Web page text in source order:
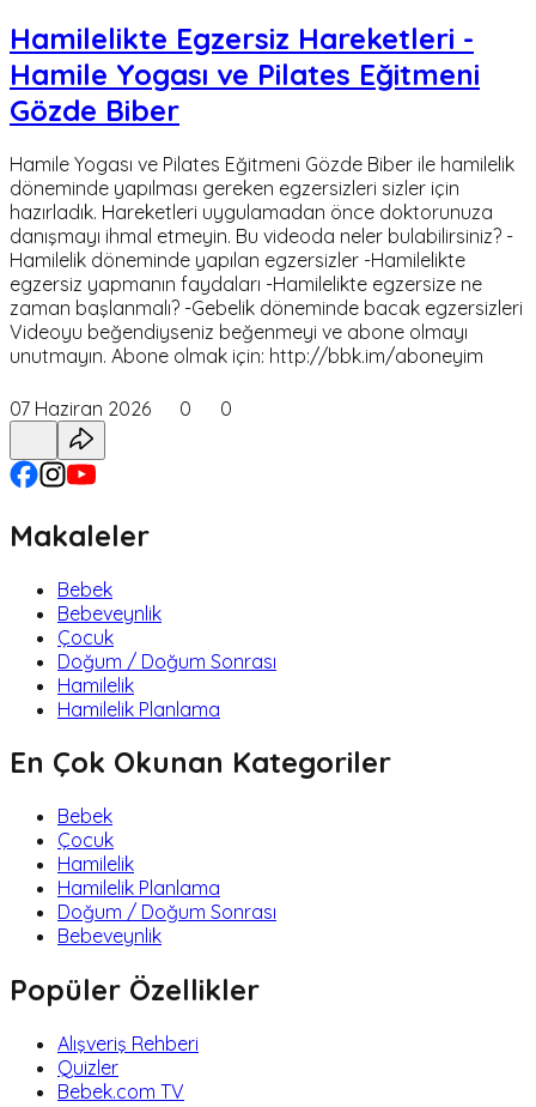
Hamilelikte Egzersiz Hareketleri -
Hamile Yogası ve Pilates Eğitmeni
Gözde Biber
Hamile Yogası ve Pilates Eğitmeni Gözde Biber ile hamilelik
döneminde yapılması gereken egzersizleri sizler için
hazırladık. Hareketleri uygulamadan önce doktorunuza
danışmayı ihmal etmeyin. Bu videoda neler bulabilirsiniz? -
Hamilelik döneminde yapılan egzersizler -Hamilelikte
egzersiz yapmanın faydaları -Hamilelikte egzersize ne
zaman başlanmalı? -Gebelik döneminde bacak egzersizleri
Videoyu beğendiyseniz beğenmeyi ve abone olmayı
unutmayın. Abone olmak için: http://bbk.im/aboneyim
07 Haziran 2026 0 0
Makaleler
Bebek
Bebeveynlik
Çocuk
Doğum / Doğum Sonrası
Hamilelik
Hamilelik Planlama
En Çok Okunan Kategoriler
Bebek
Çocuk
Hamilelik
Hamilelik Planlama
Doğum / Doğum Sonrası
Bebeveynlik
Popüler Özellikler
Alışveriş Rehberi
Quizler
Bebek.com TV